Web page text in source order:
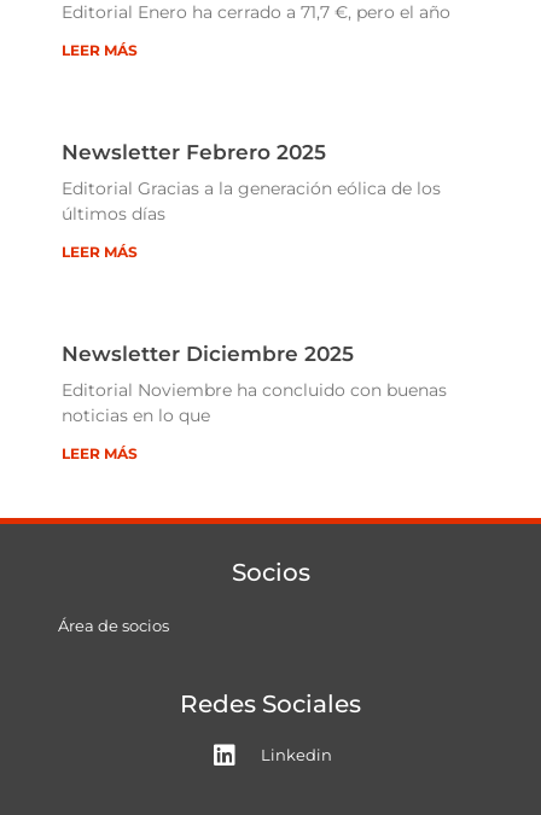
Editorial Enero ha cerrado a 71,7 €, pero el año
LEER MÁS
Newsletter Febrero 2025
Editorial Gracias a la generación eólica de los
últimos días
LEER MÁS
Newsletter Diciembre 2025
Editorial Noviembre ha concluido con buenas
noticias en lo que
LEER MÁS
Socios
Área de socios
Redes Sociales
Linkedin